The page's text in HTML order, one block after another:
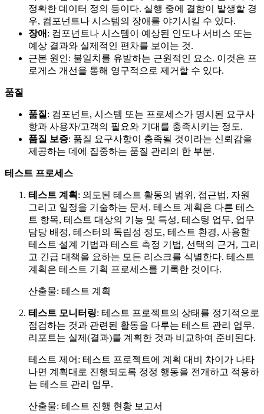
정확한 데이터 정의 등이다. 실행 중에 결함이 발생할 경
우, 컴포넌트나 시스템의 장애를 야기시킬 수 있다.
장애 : 컴포넌트나 시스템이 예상된 인도나 서비스 또는
예상 결과와 실제적인 편차를 보이는 것.
근본 원인: 불일치를 유발하는 근원적인 요소. 이것은 프
로게스 개선을 통해 영구적으로 제거할 수 있다.
품질
품질 : 컴포넌트, 시스템 또는 프로세스가 명시된 요구사
항과 사용자/고객의 필요와 기대를 충족시키는 정도.
품질 보증: 품질 요구사항이 충족될 것이라는 신뢰감을
제공하는 데에 집중하는 품질 관리의 한 부분.
테스트 프로세스
테스트 계획 : 의도된 테스트 활동의 범위, 접근법, 자원
그리고 일정을 기술하는 문서. 테스트 계획은 다른 테스
트 항목, 테스트 대상의 기능 및 특성, 테스팅 업무, 업무
담당 배정, 테스터의 독립성 정도, 테스트 환경, 사용할
테스트 설계 기법과 테스트 측정 기법, 선택의 근거, 그리
고 긴급 대책을 요하는 모든 리스크를 식별한다. 테스트
계획은 테스트 기획 프로세스를 기록한 것이다.
산출물: 테스트 계획
테스트 모니터링: 테스트 프로젝트의 상태를 정기적으로
점검하는 것과 관련된 활동을 다루는 테스트 관리 업무.
리포트는 실제(결과)를 계획한 것과 비교하여 준비된다.
테스트 제어: 테스트 프로젝트에 계획 대비 차이가 나타
나면 계획대로 진행되도록 정정 행동을 전개하고 적용하
는 테스트 관리 업무.
산출물: 테스트 진행 현황 보고서